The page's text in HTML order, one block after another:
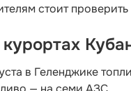
стоит
в Геленджике